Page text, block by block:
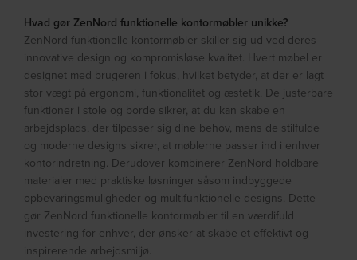
Hvad gør ZenNord funktionelle kontormøbler unikke?
ZenNord funktionelle kontormøbler skiller sig ud ved deres
innovative design og kompromisløse kvalitet. Hvert møbel er
designet med brugeren i fokus, hvilket betyder, at der er lagt
stor vægt på ergonomi, funktionalitet og æstetik. De justerbare
funktioner i stole og borde sikrer, at du kan skabe en
arbejdsplads, der tilpasser sig dine behov, mens de stilfulde
og moderne designs sikrer, at møblerne passer ind i enhver
kontorindretning. Derudover kombinerer ZenNord holdbare
materialer med praktiske løsninger såsom indbyggede
opbevaringsmuligheder og multifunktionelle designs. Dette
gør ZenNord funktionelle kontormøbler til en værdifuld
investering for enhver, der ønsker at skabe et effektivt og
inspirerende arbejdsmiljø.